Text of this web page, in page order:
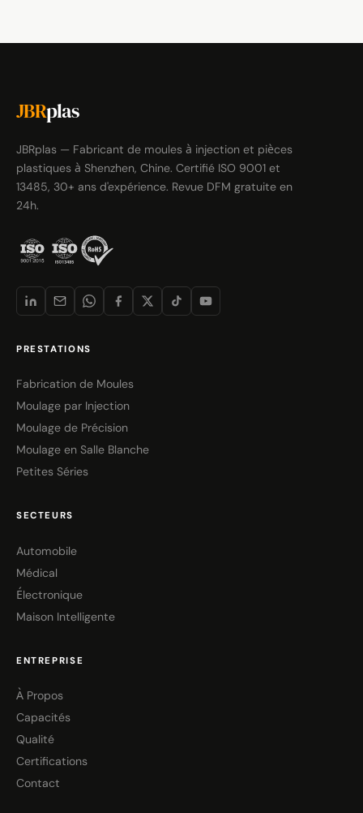
JBRplas
JBRplas — Fabricant de moules à injection et pièces
plastiques à Shenzhen, Chine. Certifié ISO 9001 et
13485, 30+ ans d'expérience. Revue DFM gratuite en
24h.
PRESTATIONS
Fabrication de Moules
Moulage par Injection
Moulage de Précision
Moulage en Salle Blanche
Petites Séries
SECTEURS
Automobile
Médical
Électronique
Maison Intelligente
ENTREPRISE
À Propos
Capacités
Qualité
Certifications
Contact